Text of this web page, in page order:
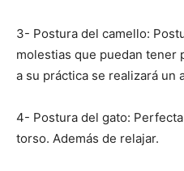
3- Postura del camello:
molestias que puedan tener
a su práctica se realizará un
4- Postura del gato:
torso. Además de relajar.